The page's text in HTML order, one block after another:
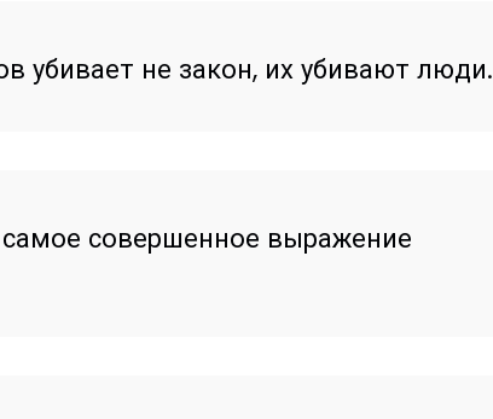
убивает не закон, их убивают люди.
совершенное выражение